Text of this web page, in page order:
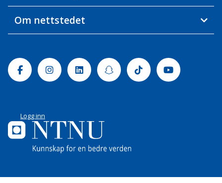
Om nettstedet
FacebookInstagramLinkedinSnapchatTiktok Youtube
Logg inn